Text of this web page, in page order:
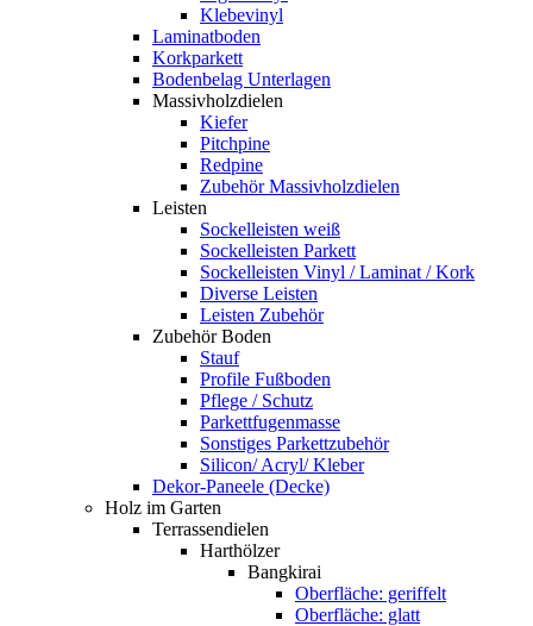
Klebevinyl
Laminatboden
Korkparkett
Bodenbelag Unterlagen
Massivholzdielen
Kiefer
Pitchpine
Redpine
Zubehör Massivholzdielen
Leisten
Sockelleisten weiß
Sockelleisten Parkett
Sockelleisten Vinyl / Laminat / Kork
Diverse Leisten
Leisten Zubehör
Zubehör Boden
Stauf
Profile Fußboden
Pflege / Schutz
Parkettfugenmasse
Sonstiges Parkettzubehör
Silicon/ Acryl/ Kleber
Dekor-Paneele (Decke)
Holz im Garten
Terrassendielen
Harthölzer
Bangkirai
Oberfläche: geriffelt
Oberfläche: glatt